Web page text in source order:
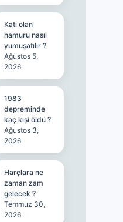
Katı olan
hamuru nasıl
yumuşatılır ?
Ağustos 5,
2026
1983
depreminde
kaç kişi öldü ?
Ağustos 3,
2026
Harçlara ne
zaman zam
gelecek ?
Temmuz 30,
2026